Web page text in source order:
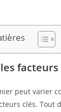
peut varier
clés. Tout